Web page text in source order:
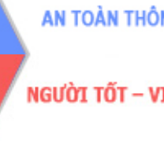
Nâng cao đời
mô hình thiết
mắc, đẩy
điểm
Yên
gắn với bảo